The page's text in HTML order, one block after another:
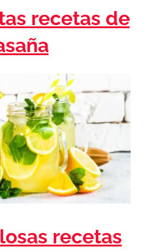
recetas de
recetas